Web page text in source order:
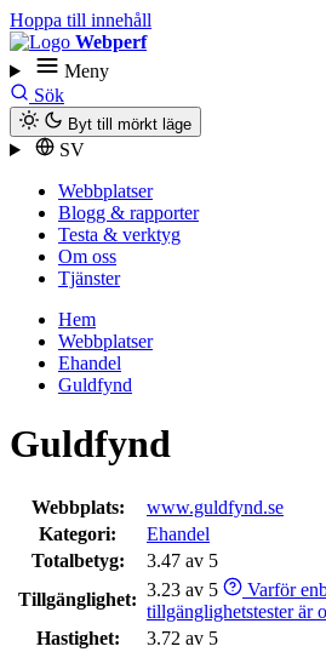
Hoppa till innehåll
Webperf
Meny
Sök
Byt till mörkt läge
SV
Webbplatser
Blogg & rapporter
Testa & verktyg
Om oss
Tjänster
Hem
Webbplatser
Ehandel
Guldfynd
Guldfynd
Webbplats:
www.guldfynd.se
Kategori:
Ehandel
Totalbetyg:
3.47 av 5
Tillgänglighet: 3.23 av 5
Varför
tillgänglighetstester är
Hastighet:
3.72 av 5